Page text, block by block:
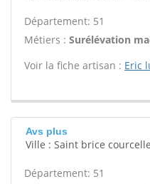
Département: 51
Métiers : Surélévation
Voir la fiche artisan : Eric
Avs plus
Ville : Saint brice
Département: 51